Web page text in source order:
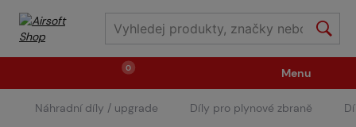
0
Zbraně Střelivo / plyny
Menu
Náhradní díly / upgrade Díly pro plynové zbraně